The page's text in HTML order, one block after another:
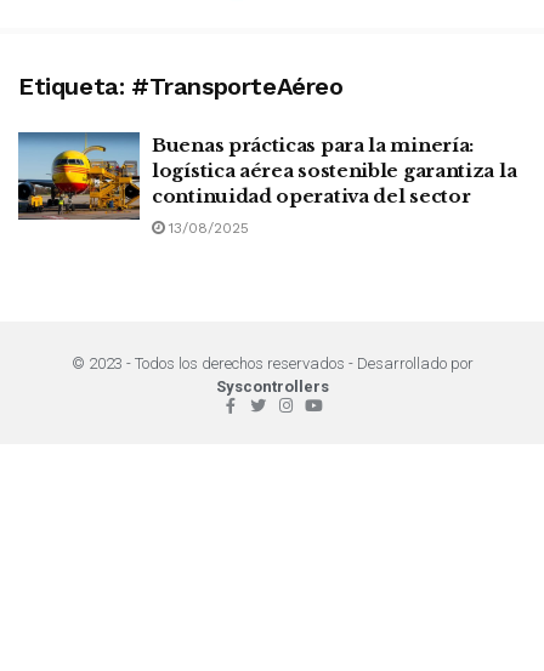
Etiqueta: #TransporteAéreo
Buenas prácticas para la minería:
logística aérea sostenible garantiza la
continuidad operativa del sector
13/08/2025
© 2023 - Todos los derechos reservados - Desarrollado por
Syscontrollers